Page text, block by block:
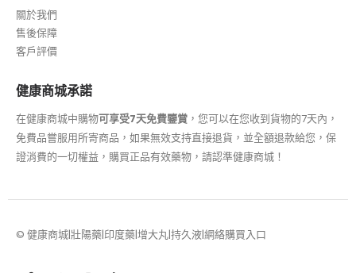
關於我們
售後保障
客戶評價
健康商城承諾
在健康商城中購物可享受7天免費鑒賞 ，您可以在您收到貨物的7天內，
免費品嘗服用所寄商品，如果無效支持直接退貨，並全額退款給您，保
證消費的一切權益，購買正品有效藥物，請認準健康商城！
© 健康商城|壯陽藥|印度藥|增大丸|持久液|網絡購買入口